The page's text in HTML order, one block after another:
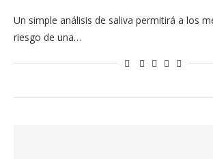
Un simple análisis de saliva permitirá a los
riesgo de una…